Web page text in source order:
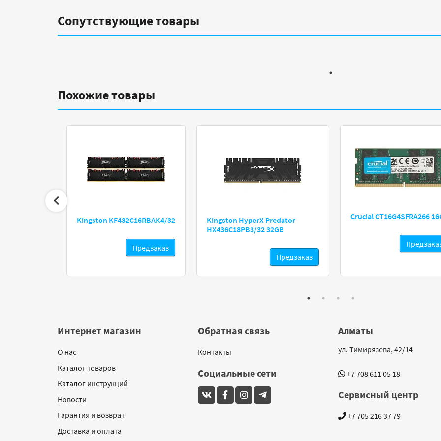
Сопутствующие товары
Похожие товары
Kingston KF432C16RBAK4/32
Предзаказ
Kingston HyperX Predator
HX436C18PB3/32 32GB
Предзаказ
Crucial CT16G4SFRA266
Интернет магазин
О нас
Каталог товаров
Каталог инструкций
Новости
Гарантия и возврат
Доставка и оплата
Обратная связь
Контакты
Социальные сети
Алматы
ул. Тимирязева, 42/14
+7 708 611 05 18
Сервисный центр
+7 705 216 37 79